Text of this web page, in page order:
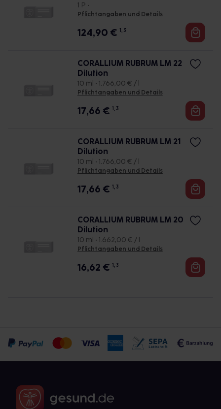
1 P •
Pflichtangaben und Details
124,90 € 1, 3
CORALLIUM RUBRUM LM 22
Dilution
10 ml • 1.766,00 € / l
Pflichtangaben und Details
17,66 € 1, 3
CORALLIUM RUBRUM LM 21
Dilution
10 ml • 1.766,00 € / l
Pflichtangaben und Details
17,66 € 1, 3
CORALLIUM RUBRUM LM 20
Dilution
10 ml • 1.662,00 € / l
Pflichtangaben und Details
16,62 € 1, 3